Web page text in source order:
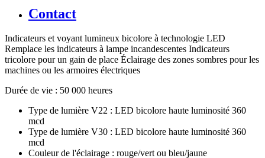
Contact
Indicateurs et voyant lumineux bicolore à technologie LED
Remplace les indicateurs à lampe incandescentes Indicateurs
tricolore pour un gain de place Éclairage des zones sombres pour les
machines ou les armoires électriques
Durée de vie : 50 000 heures
Type de lumière V22 : LED bicolore haute luminosité 360
mcd
Type de lumière V30 : LED bicolore haute luminosité 360
mcd
Couleur de l'éclairage : rouge/vert ou bleu/jaune